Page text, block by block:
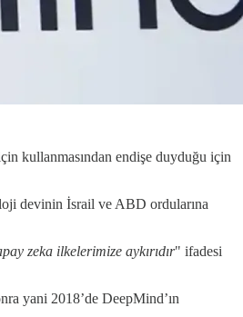
kullanmasından endişe duyduğu için
devinin İsrail ve ABD ordularına
zeka ilkelerimize aykırıdır" ifadesi
yani 2018’de DeepMind’ın